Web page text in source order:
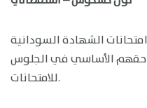
الشهادة السودانية
حقهم الأساسي في الجلوس
للامتحانات.